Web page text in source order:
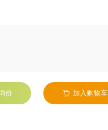
价 加入购物车